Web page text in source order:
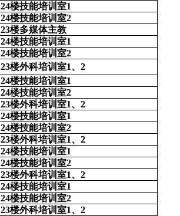
24楼技能培训室1
24楼技能培训室2
23楼多媒体主教
24楼技能培训室1
24楼技能培训室2
23楼外科培训室1、2
24楼技能培训室1
24楼技能培训室2
23楼外科培训室1、2
24楼技能培训室1
24楼技能培训室2
23楼外科培训室1、2
24楼技能培训室1
24楼技能培训室2
23楼外科培训室1、2
24楼技能培训室1
24楼技能培训室2
23楼外科培训室1、2